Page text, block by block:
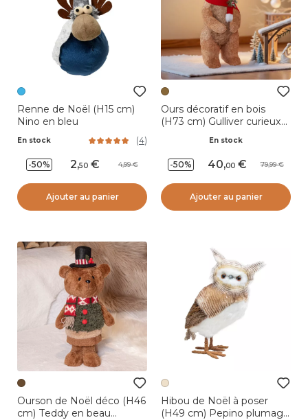
Renne de Noël (H15 cm)
Nino en bleu
En stock (4)
-50% 2,50 4,99
Ajouter au panier
Ours décoratif en bois
(H73 cm) Gulliver curieux
En stock
-50% 40,00 79,99
Ajouter au panier
Ourson de Noël déco (H46
cm) Teddy en beau
Hibou de Noël à poser
(H49 cm) Pepino plumage